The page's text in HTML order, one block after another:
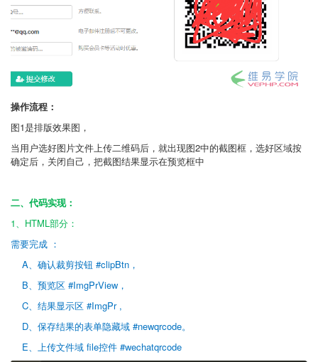
操作流程：
图1是排版效果图，
当用户选好图片文件上传二维码后，就出现图2中的截图框，选好区域按
确定后，关闭自己，把截图结果显示在预览框中
二、代码实现：
1、HTML部分：
需要完成 ：
A、确认裁剪按钮 #clipBtn，
B、预览区 #ImgPrView，
C、结果显示区 #ImgPr ,
D、保存结果的表单隐藏域 #newqrcode。
E、上传文件域 file控件 #wechatqrcode